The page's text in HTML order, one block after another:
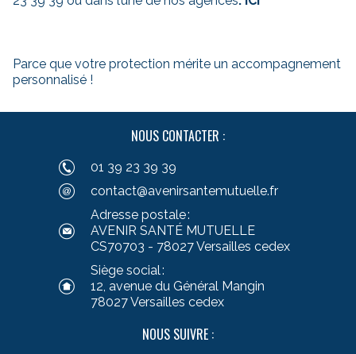
Parce que votre protection mérite un accompagnement
personnalisé !
NOUS CONTACTER :
01 39 23 39 39
contact@avenirsantemutuelle.fr
Adresse postale :
AVENIR SANTÉ MUTUELLE
CS70703 - 78027 Versailles cedex
Siège social :
12, avenue du Général Mangin
78027 Versailles cedex
NOUS SUIVRE :